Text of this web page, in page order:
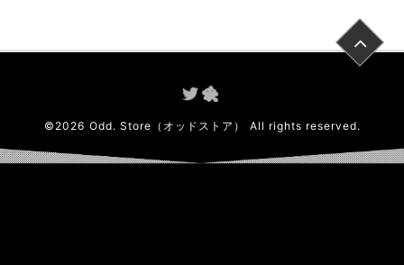
© 2026 Odd. Store（オッドストア） All rights reserved.